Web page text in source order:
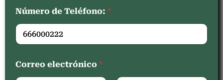
Número de Teléfono: *
Correo electrónico *